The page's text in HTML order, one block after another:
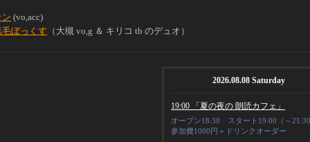
ン (vo,acc)
毛ぼっくす （大槻 vo,g ＆ キリコ tb のデュオ）
2026.08.08 Saturday
19:00 「夏の夜の 朗読カフェ」
オープン18:30 スタート19:00（～21:30
参加費1000円＋ドリンクオーダー